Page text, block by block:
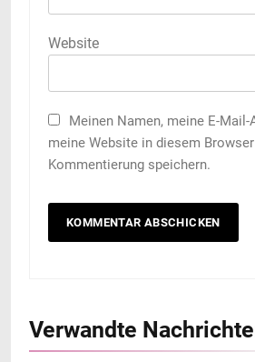
Website
Meinen Namen, meine E-Mail-
meine Website in diesem
Kommentierung speichern.
Verwandte